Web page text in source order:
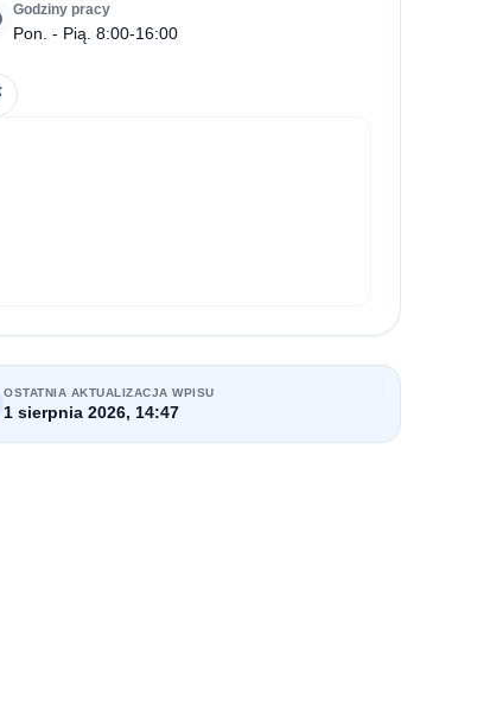
Godziny pracy
Pon. - Pią. 8:00-16:00
OSTATNIA AKTUALIZACJA WPISU
1 sierpnia 2026, 14:47